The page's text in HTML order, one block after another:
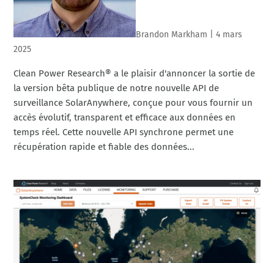
Brandon Markham |4 mars
2025
Clean Power Research® a le plaisir d'annoncer la sortie de
la version bêta publique de notre nouvelle API de
surveillance SolarAnywhere, conçue pour vous fournir un
accès évolutif, transparent et efficace aux données en
temps réel. Cette nouvelle API synchrone permet une
récupération rapide et fiable des données...